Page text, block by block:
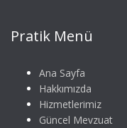
Pratik Menü
Ana Sayfa
Hakkımızda
Hizmetlerimiz
Güncel Mevzuat